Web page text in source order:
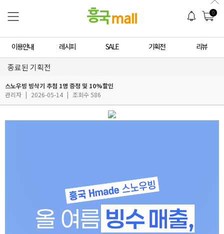
0
이용안내 레시피 SALE 기획전 리뷰
종료된 기획전
스노우빙 빙삭기 추첨 1명 증정 및 10%할인
관리자 | 2026-05-14 | 조회수 586